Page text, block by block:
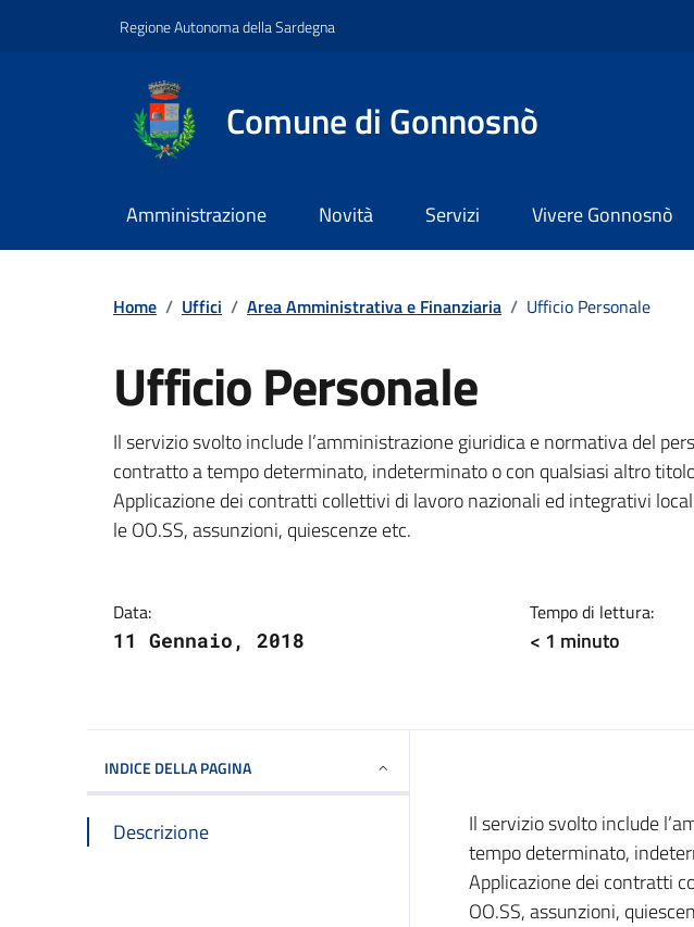
Regione Autonoma della Sardegna
Comune di Gonnosnò
Amministrazione Novità Servizi Vivere Gonnosnò
Home / Uffici / Area Amministrativa e Finanziaria / Ufficio Personale
Ufficio Personale
Dettagli della notizia
Il servizio svolto include l’amministrazione giuridica e normativa del
contratto a tempo determinato, indeterminato o con qualsiasi altro
Applicazione dei contratti collettivi di lavoro nazionali ed integrativi
le OO.SS, assunzioni, quiescenze etc.
Data:
11 Gennaio, 2018
Tempo di lettura:
< 1 minuto
INDICE DELLA PAGINA
Descrizione
Il servizio svolto include
tempo determinato,
Applicazione dei contratti
OO.SS, assunzioni,